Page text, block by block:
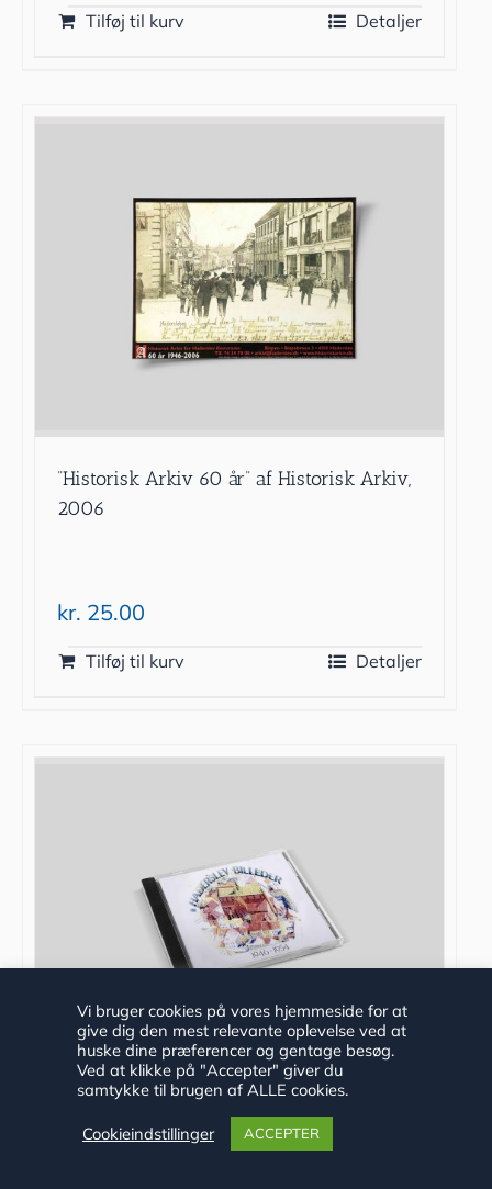
Tilføj til kurv Detaljer
”Historisk Arkiv 60 år” af Historisk Arkiv,
2006
kr. 25.00
Tilføj til kurv Detaljer
”Haderslev Billeder 1946-1954” af
Historisk Arkiv, DVD, 2012
Vi bruger cookies på vores hjemmeside for at
give dig den mest relevante oplevelse ved at
huske dine præferencer og gentage besøg.
Ved at klikke på "Accepter" giver du
samtykke til brugen af ALLE cookies.
Cookieindstillinger ACCEPTER